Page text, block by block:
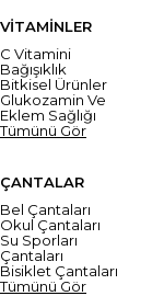
VİTAMİNLER
C Vitamini
Bağışıklık
Bitkisel Ürünler
Glukozamin Ve
Eklem Sağlığı
Tümünü Gör
ÇANTALAR
Bel Çantaları
Okul Çantaları
Su Sporları
Çantaları
Bisiklet Çantaları
Tümünü Gör